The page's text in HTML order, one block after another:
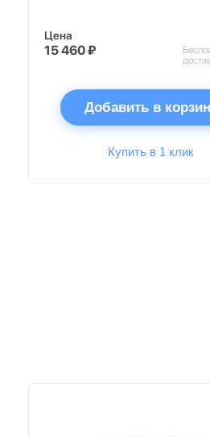
Цена
15 460 ₽
Добавить в
Купить в 1 клик